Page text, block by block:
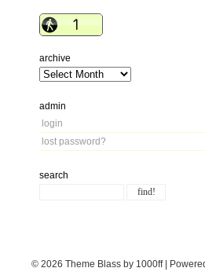
archive
admin
login
lost password?
search
© 2026 Theme Blass by 1000ff |